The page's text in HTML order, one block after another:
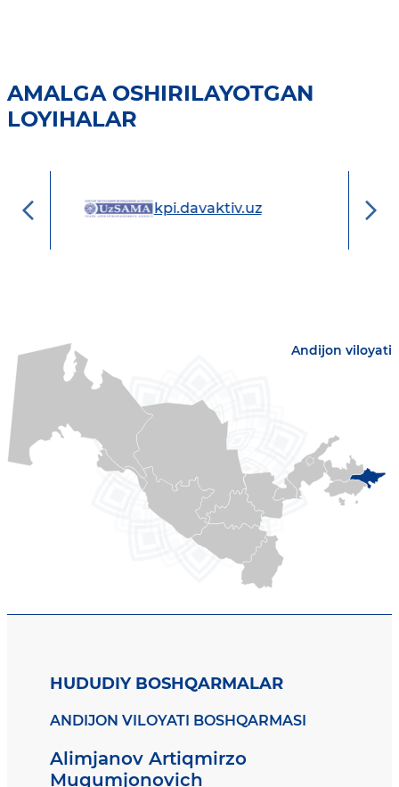
AMALGA OSHIRILAYOTGAN
LOYIHALAR
online-ijara.uz
Andijon viloyati
HUDUDIY BOSHQARMALAR
ANDIJON VILOYATI BOSHQARMASI
Alimjanov Artiqmirzo
Muqumjonovich